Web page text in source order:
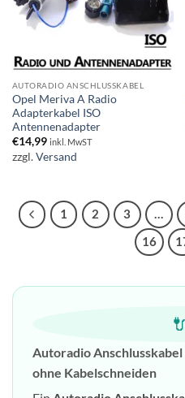
AUTORADIO ANSCHLUSSKABEL
Opel Meriva A Radio
Adapterkabel ISO
Antennenadapter
€14,99 inkl. MwST
zzgl.Versand
1 2 3 …
16
Autoradio
ohne Kabelschneiden